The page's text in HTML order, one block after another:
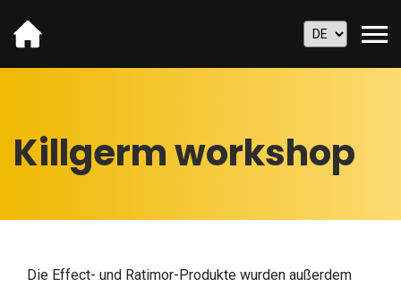
Killgerm workshop
Die Effect- und Ratimor-Produkte wurden außerdem